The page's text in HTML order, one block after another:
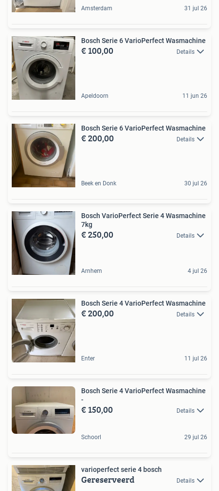
Amsterdam 31 jul 26
Bosch Serie 6 VarioPerfect Wasmachine
€ 100,00 Details
Apeldoorn 11 jun 26
Bosch Serie 6 VarioPerfect Wasmachine
€ 200,00 Details
Beek en Donk 30 jul 26
Bosch VarioPerfect Serie 4 Wasmachine
7kg
€ 250,00 Details
Arnhem 4 jul 26
Bosch Serie 4 VarioPerfect Wasmachine
€ 200,00 Details
Enter 11 jul 26
Bosch Serie 4 VarioPerfect Wasmachine
-
€ 150,00 Details
Schoorl 29 jul 26
varioperfect serie 4 bosch
Gereserveerd Details